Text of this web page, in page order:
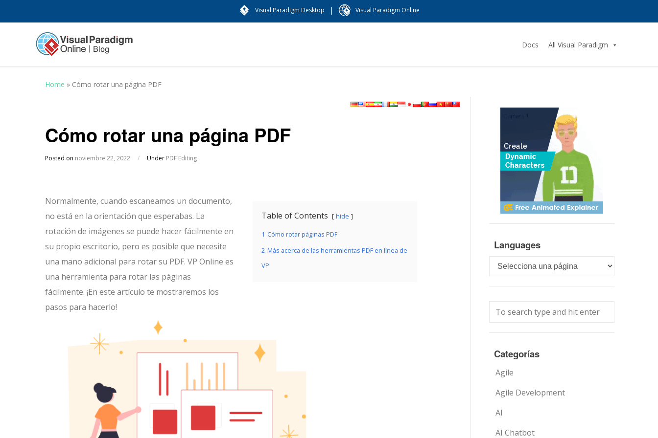
Visual Paradigm Desktop | Visual Paradigm Online
Docs All Visual Paradigm
Home » Cómo rotar una página PDF
Cómo rotar una página PDF
Posted on noviembre 22, 2022 / Under PDF Editing
Table of Contents hide
1 Cómo rotar páginas PDF
2 Más acerca de las herramientas PDF en línea de
VP
Normalmente, cuando escaneamos un documento,
no está en la orientación que esperabas. La
rotación de imágenes se puede hacer fácilmente en
su propio escritorio, pero es posible que necesite
una mano adicional para rotar su PDF. VP Online es
una herramienta para rotar las páginas
fácilmente. ¡En este artículo te mostraremos los
pasos para hacerlo!
Languages
Languages
Categorías
Agile
Agile Development
AI
AI Chatbot